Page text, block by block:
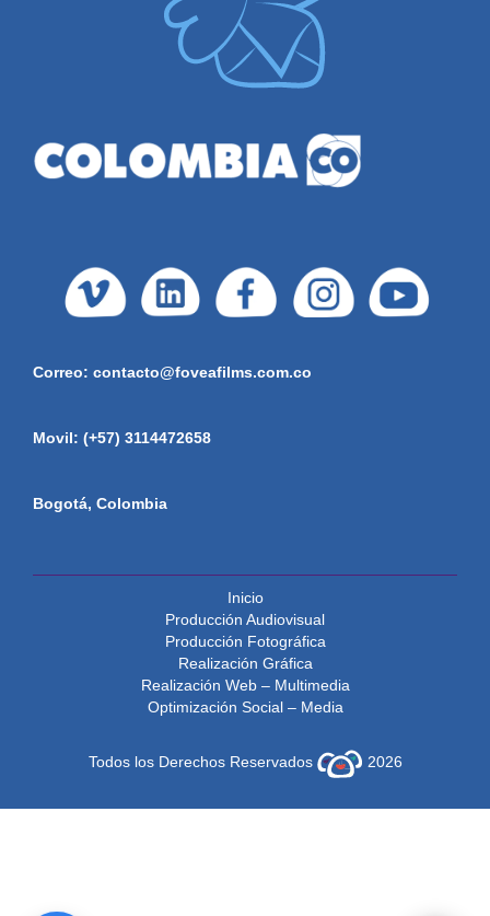
Correo: contacto@foveafilms.com.co
Movil: (+57) 3114472658
Bogotá, Colombia
Inicio
Producción Audiovisual
Producción Fotográfica
Realización Gráfica
Realización Web – Multimedia
Optimización Social – Media
Todos los Derechos Reservados 2026